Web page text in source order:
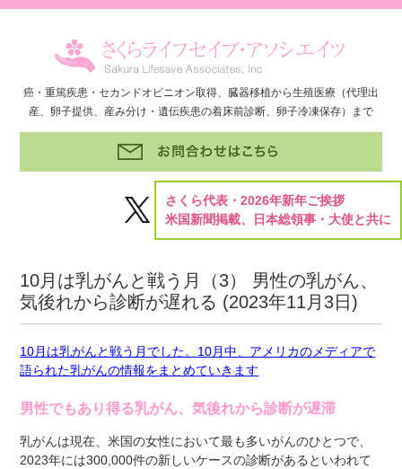
癌・重篤疾患・セカンドオピニオン取得、臓器移植から生殖医療（代理出
産、卵子提供、産み分け・遺伝疾患の着床前診断、卵子冷凍保存）まで
さくら代表・2026年新年ご挨拶
米国新聞掲載、日本総領事・大使と共に
10月は乳がんと戦う月（3） 男性の乳がん、
気後れから診断が遅れる (2023年11月3日)
10月は乳がんと戦う月でした。10月中、アメリカのメディアで
語られた乳がんの情報をまとめていきます
男性でもあり得る乳がん、気後れから診断が遅滞
乳がんは現在、米国の女性において最も多いがんのひとつで、
2023年には300,000件の新しいケースの診断があるといわれて